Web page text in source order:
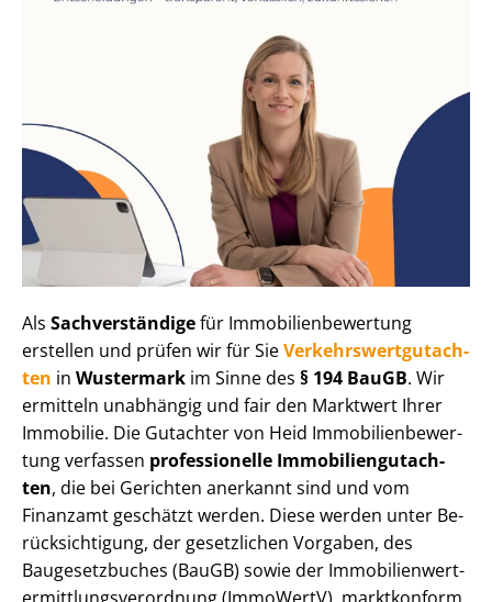
Als Sachverständigefür Im­mo­bi­li­en­be­wer­tung
erstellen und prüfen wir für SieVer­kehrs­wert­gut­ach­
ten in Wustermark im Sinne des § 194 BauGB. Wir
ermitteln unabhängig und fair den Marktwert Ihrer
Immobilie. Die Gutachter von Heid Im­mo­bi­li­en­be­wer­
tung verfassen professionelle Im­mo­bi­li­en­gut­ach­
ten, die bei Gerichten anerkannt sind und vom
Finanzamt geschätzt werden. Diese werden unter Be­
rück­sich­ti­gung, der gesetzlichen Vorgaben, des
Baugesetzbuches (BauGB) sowie der Im­mo­bi­li­en­wert­